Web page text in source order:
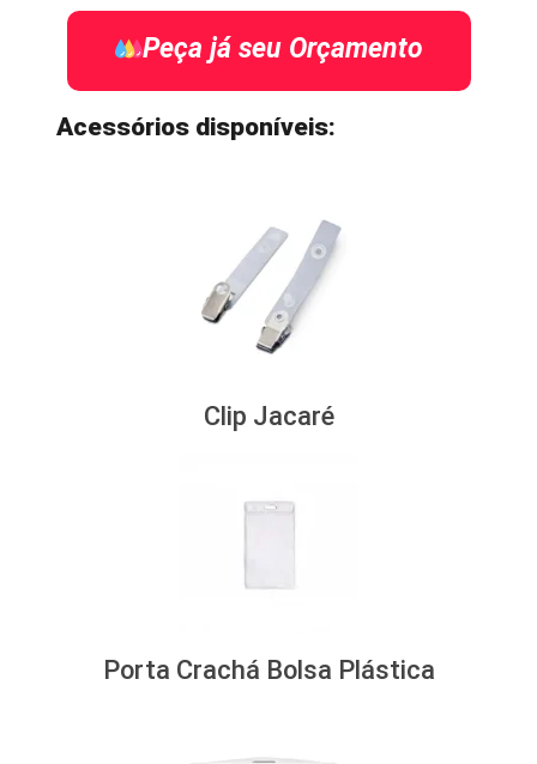
Peça já seu Orçamento
Acessórios disponíveis:
Clip Jacaré
Porta Crachá Bolsa Plástica